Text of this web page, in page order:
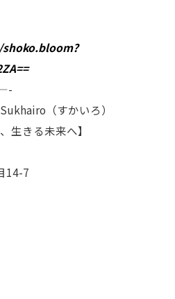
（すかいろ）
生きる未来へ】
14-7